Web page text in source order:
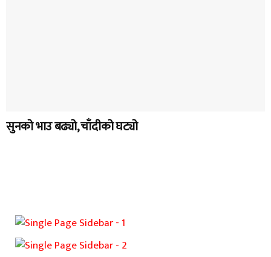
सुनको भाउ बढ्यो, चाँदीको घट्यो